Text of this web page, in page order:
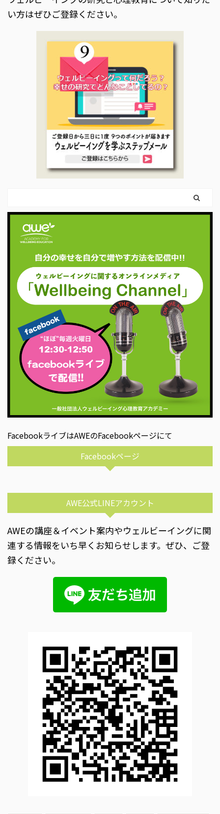
い方はぜひご登録ください。
FacebookライブはAWEのFacebookページにて
Facebookページ
AWE公式LINEアカウント
AWEの講座＆イベント案内やウェルビーイングに関
連する情報をいち早くお知らせします。ぜひ、ご登
録ください。